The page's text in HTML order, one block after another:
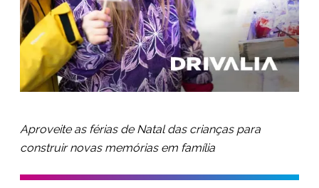
Aproveite as férias de Natal das crianças para
construir novas memórias em família